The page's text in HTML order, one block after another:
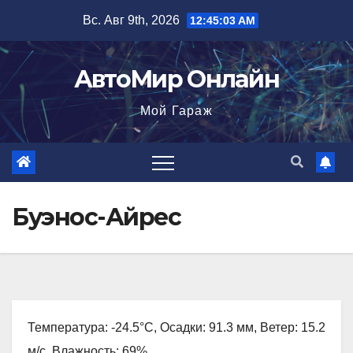
содержимому
Вс. Авг 9th, 2026 12:45:04 AM
АвтоМир Онлайн
Мой Гараж
Буэнос-Айрес
Температура: -24.5°C, Осадки: 91.3 мм, Ветер: 15.2